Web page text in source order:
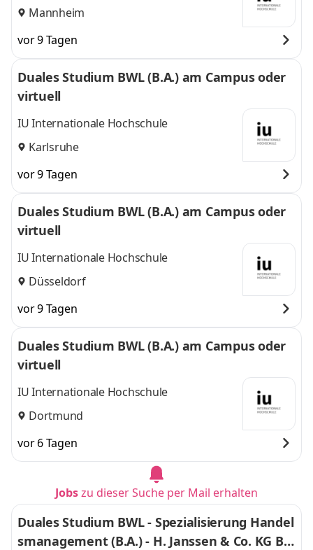
Mannheim
vor 9 Tagen
Duales Studium BWL (B.A.) am Campus oder
virtuell
IU Internationale Hochschule
Karlsruhe
vor 9 Tagen
Duales Studium BWL (B.A.) am Campus oder
virtuell
IU Internationale Hochschule
Düsseldorf
vor 9 Tagen
Duales Studium BWL (B.A.) am Campus oder
virtuell
IU Internationale Hochschule
Dortmund
vor 6 Tagen
Jobszu dieser Suche per Mail erhalten
Duales Studium BWL - Spezialisierung Handel
smanagement (B.A.) - H. Janssen & Co. KG Bo